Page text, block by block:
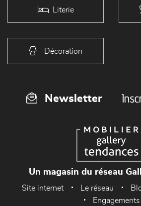
Literie
Décoration
Newsletter
Un magasin du réseau
Site internet Le réseau
Engagements